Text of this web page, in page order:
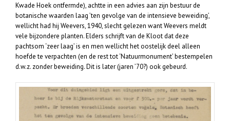
Kwade Hoek ontfermde), achtte in een advies aan zijn bestuur de
botanische waarden laag ’ten gevolge van de intensieve beweiding’,
wellicht had hij Weevers, 1940, slecht gelezen want Weevers meldt
vele bijzondere planten. Elders schrijft van de Kloot dat deze
pachtsom ‘zeer laag’ is en men wellicht het oostelijk deel alleen
hoefde te verpachten (en de rest tot ‘Natuurmonument’ bestempelen
d.w.z. zonder beweiding. Dit is later (jaren ’70?) ook gebeurd.